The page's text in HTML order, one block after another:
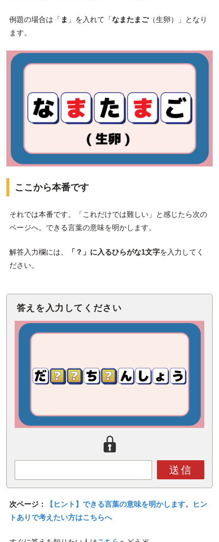
例題の場合は「 ま 」を入れて「なまたまご（生卵）」となり
ます。
ここから本番です
それでは本番です。「これだけでは難しい」と感じたら次の
ページへ。できる言葉の意味を明かします。
解答入力欄には、 「？」に入るひらがな1文字を入力してく
ださい。
答えを入力してください
送信
次ページ：
【ヒント】できる言葉の意味を明かします。ヒン
トありで考えたい方はこちらへ